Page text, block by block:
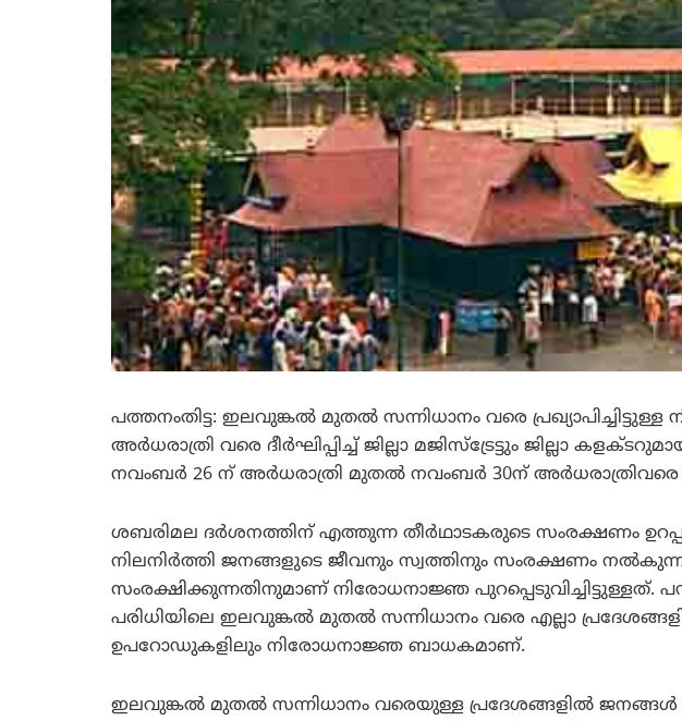
പത്തനംതിട്ട: ഇലവുങ്കല്‍ മുതല്‍ സന്നിധാനം വരെ
അര്‍ധരാത്രി വരെ ദീര്‍ഘിപ്പിച്ച് ജില്ലാ മജിസ്ട്രേട്ടും ജില്ലാ
നവംബര്‍ 26 ന് അര്‍ധരാത്രി മുതല്‍ നവംബര്‍ 30ന് അര്‍ധരാത്രിവരെ
ശബരിമല ദര്‍ശനത്തിന് എത്തുന്ന തീര്‍ഥാടകരുടെ സംരക്ഷണം
നിലനിര്‍ത്തി ജനങ്ങളുടെ ജീവനും സ്വത്തിനും സംരക്ഷണം
സംരക്ഷിക്കുന്നതിനുമാണ് നിരോധനാജ്ഞ പുറപ്പെടുവിച്ചിട്ടുള്ളത്.
പരിധിയിലെ ഇലവുങ്കല്‍ മുതല്‍ സന്നിധാനം വരെ എല്ലാ
ഉപറോഡുകളിലും നിരോധനാജ്ഞ ബാധകമാണ്.
ഇലവുങ്കല്‍ മുതല്‍ സന്നിധാനം വരെയുള്ള പ്രദേശങ്ങളില്‍ ജനങ്ങള്‍